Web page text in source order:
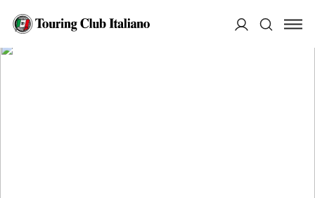
HOME
AUTOFFICINA AMATO CARMELO